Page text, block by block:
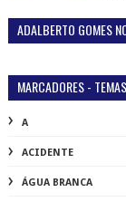
ADALBERTO GOMES
MARCADORES -
A
ACIDENTE
ÁGUA BRANCA